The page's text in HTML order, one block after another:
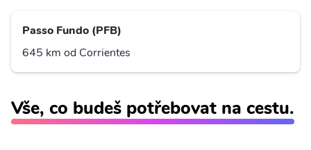
Passo Fundo (PFB)
645 km od Corrientes
Vše, co budeš potřebovat na cestu.